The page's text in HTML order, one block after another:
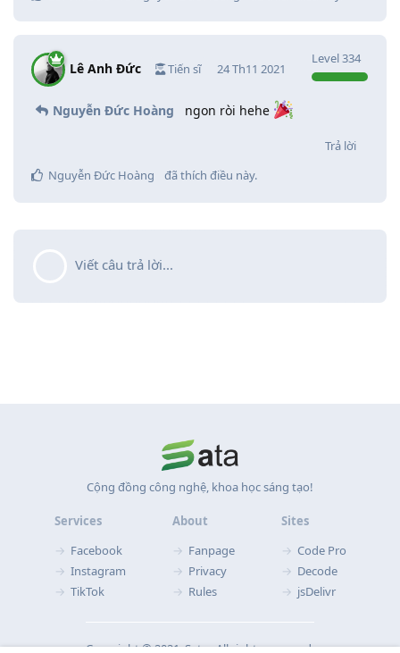
Lê Anh Đức Tiến sĩ
Level334
24 Th11 2021
Nguyễn Đức Hoàng ngon ròi hehe
Trả lời
Nguyễn Đức Hoàng
đã thích điều này.
Viết câu trả lời...
Cộng đồng công nghệ, khoa học sáng tạo!
Services
Facebook
Instagram
TikTok
About
Fanpage
Privacy
Rules
Sites
Code Pro
Decode
jsDelivr
Copyright © 2021‧ Sata ‧ All rights reserved.